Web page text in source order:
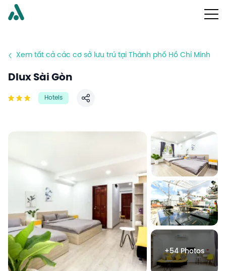
Xem tất cả các cơ sở lưu trú tại Thành phố Hồ Chí Minh
Dlux Sài Gòn
Hotels
Chia sẻ
+54 Photos